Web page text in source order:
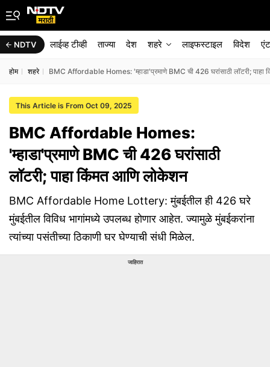
NDTV लाईव्ह टीव्ही ताज्या देश शहरे लाइफस्टाइल विदेश
होम शहरे BMC Affordable Homes: 'म्हाडा'प्रमाणे BMC ची 426 घरांसाठी लॉटरी;
This Article is From Oct 09, 2025
BMC Affordable Homes:
'म्हाडा'प्रमाणे BMC ची 426 घरांसाठी
लॉटरी; पाहा किंमत आणि लोकेशन
BMC Affordable Home Lottery​​​​​​​: मुंबईतील ही 426 घरे
मुंबईतील विविध भागांमध्ये उपलब्ध होणार आहेत. ज्यामुळे मुंबईकरांना
त्यांच्या पसंतीच्या ठिकाणी घर घेण्याची संधी मिळेल.
जाहिरात